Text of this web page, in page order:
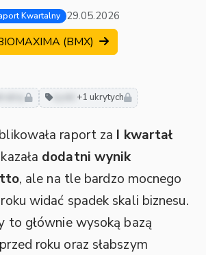
Kwartalny 29.05.2026
(BMX)
+1 ukrytych
raport za I kwartał
dodatni wynik
, ale na tle bardzo mocnego
widać spadek skali biznesu.
to głównie wysoką bazą
roku oraz słabszym